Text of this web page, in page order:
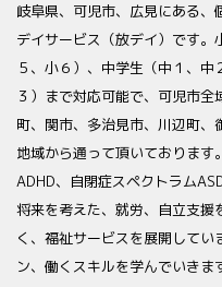
岐阜県、可児市、広見にある
デイサービス（放デイ）です
５、小６）、中学生（中１、
３）まで対応可能で、可児市
町、関市、多治見市、川辺町
地域から通って頂いております
ADHD、自閉症スペクトラム
将来を考えた、就労、自立支援
く、福祉サービスを展開してい
ン、働くスキルを学んでいき